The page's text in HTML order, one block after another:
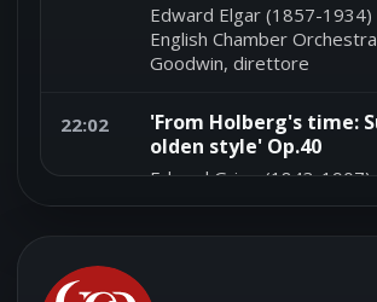
Edward Elgar (1857-1934)
English Chamber
Goodwin, direttore
22:02
'From Holberg's time:
olden style' Op.40
Edvard Grieg (1843-1907)
Göteborgs Symfoniker -
21:58